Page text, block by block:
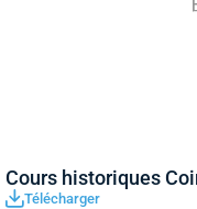
Cours historiques
Télécharger